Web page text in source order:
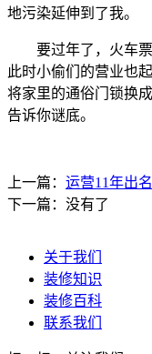
地污染延伸到了我。
要过年了，火车票
此时小偷们的营业也
将家里的通俗门锁换
告诉你谜底。
上一篇： 运营11年出
下一篇：没有了
关于我们
装修知识
装修百科
联系我们